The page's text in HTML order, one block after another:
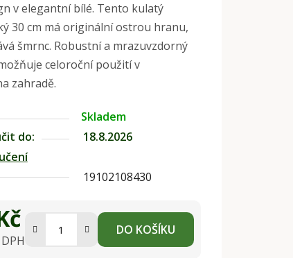
v elegantní bílé. Tento kulatý
30 cm má originální ostrou hranu,
šmrnc. Robustní a mrazuvzdorný
celoroční použití v
zahradě.
Skladem
do:
18.8.2026
19102108430
DO KOŠÍKU